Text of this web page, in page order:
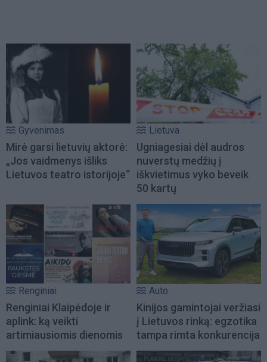
Gyvenimas
Mirė garsi lietuvių aktorė:
„Jos vaidmenys išliks
Lietuvos teatro istorijoje“
Lietuva
Ugniagesiai dėl audros
nuverstų medžių į
iškvietimus vyko beveik
50 kartų
Renginiai
Renginiai Klaipėdoje ir
aplink: ką veikti
artimiausiomis dienomis
Auto
Kinijos gamintojai veržiasi
į Lietuvos rinką: egzotika
tampa rimta konkurencija